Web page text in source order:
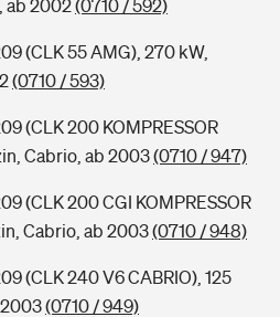
ab 2002(0710 / 592)
(CLK 55 AMG), 270 kW,
(0710 / 593)
(CLK 200 KOMPRESSOR
Cabrio, ab 2003(0710 / 947)
(CLK 200 CGI KOMPRESSOR
Cabrio, ab 2003(0710 / 948)
(CLK 240 V6 CABRIO), 125
(0710 / 949)